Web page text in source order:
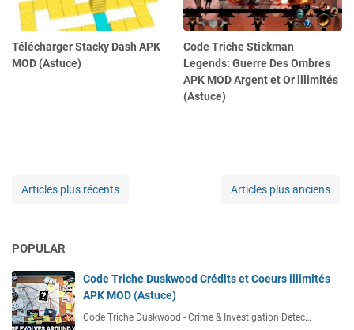
Télécharger Stacky Dash APK
MOD (Astuce)
Code Triche Stickman
Legends: Guerre Des Ombres
APK MOD Argent et Or illimités
(Astuce)
Articles plus récents Articles plus anciens
POPULAR
Code Triche Duskwood Crédits et Coeurs illimités
APK MOD (Astuce)
Code Triche Duskwood - Crime & Investigation Detec…